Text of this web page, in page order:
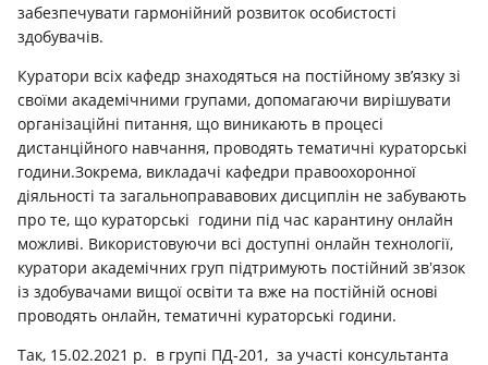
забезпечувати гармонійний розвиток особистості
здобувачів.
Куратори всіх кафедр знаходяться на постійному зв’язку зі
своїми академічними групами, допомагаючи вирішувати
організаційні питання, що виникають в процесі
дистанційного навчання, проводять тематичні кураторські
години.Зокрема, викладачі кафедри правоохоронної
діяльності та загальноправавових дисциплін не забувають
про те, що кураторські години під час карантину онлайн
можливі. Використовуючи всі доступні онлайн технології,
куратори академічних груп підтримують постійний звʼязок
із здобувачами вищої освіти та вже на постійній основі
проводять онлайн, тематичні кураторські години.
Так, 15.02.2021 р. в групі ПД-201, за участі консультанта